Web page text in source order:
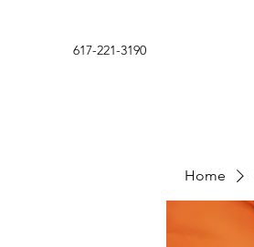
617-221-3190
Home